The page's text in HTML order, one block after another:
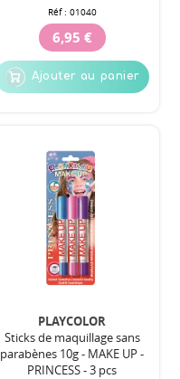
Réf : 01040
6,95 €
Ajouter au panier
PLAYCOLOR
Sticks de maquillage sans
parabènes 10g - MAKE UP -
PRINCESS - 3 pcs